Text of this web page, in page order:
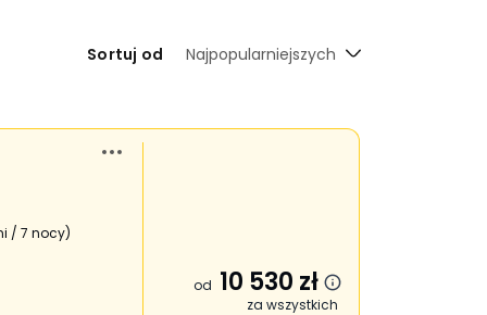
Sortuj od Najpopularniejszych
/ 7 nocy)
od 10 530 zł
za wszystkich